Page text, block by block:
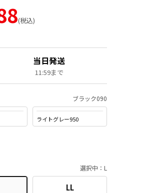
税込
当日発送
11:59まで
ブラック090
ライトグレー950
選択中：L
LL